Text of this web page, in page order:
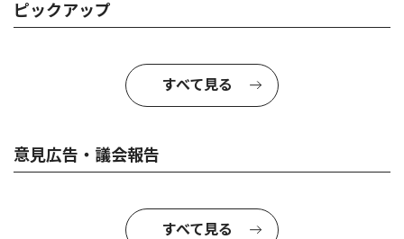
ピックアップ
すべて見る
意見広告・議会報告
すべて見る